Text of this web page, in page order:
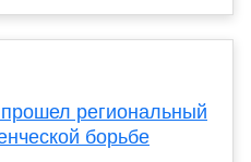
региональный
борьбе